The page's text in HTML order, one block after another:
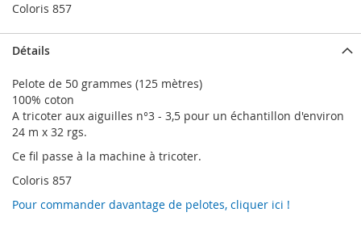
Coloris 857
Détails
Pelote de 50 grammes (125 mètres)
100% coton
A tricoter aux aiguilles n°3 - 3,5 pour un échantillon d'environ
24 m x 32 rgs.
Ce fil passe à la machine à tricoter.
Coloris 857
Pour commander davantage de pelotes, cliquer ici !